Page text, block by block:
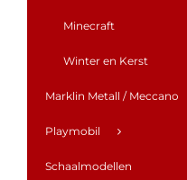
Minecraft
Winter en Kerst
Marklin Metall / Meccano
Playmobil
Schaalmodellen